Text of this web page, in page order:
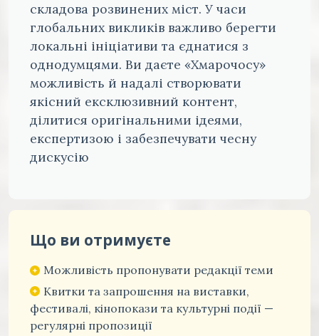
складова розвинених міст. У часи
глобальних викликів важливо берегти
локальні ініціативи та єднатися з
однодумцями. Ви даєте «Хмарочосу»
можливість й надалі створювати
якісний ексклюзивний контент,
ділитися оригінальними ідеями,
експертизою і забезпечувати чесну
дискусію
Що ви отримуєте
Можливість пропонувати редакції теми
Квитки та запрошення на виставки,
фестивалі, кінопокази та культурні події —
регулярні пропозиції